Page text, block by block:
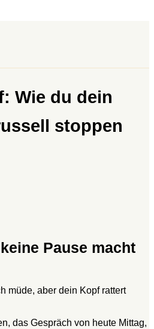
Wie du dein
stoppen
Pause macht
müde, aber dein Kopf rattert
das Gespräch von heute Mittag,